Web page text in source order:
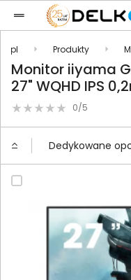
Produkty
Monitor iiyama
27" WQHD IPS
0/5
Dedykowane